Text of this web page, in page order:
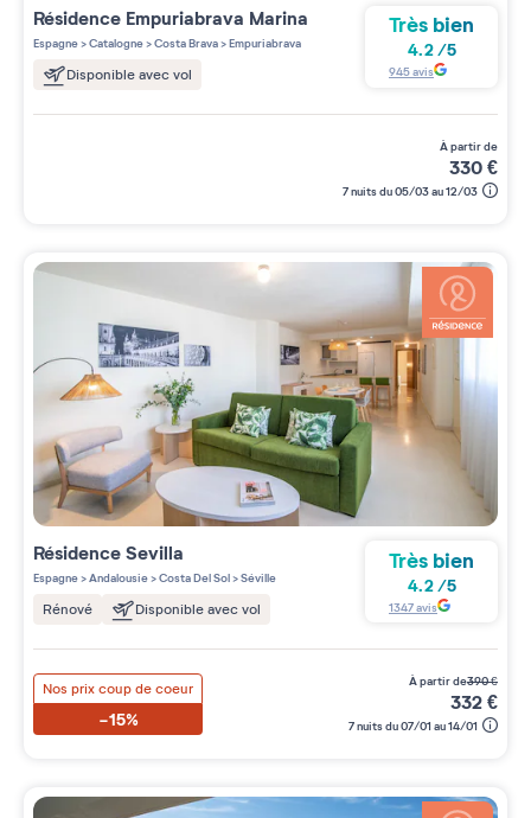
Résidence Empuriabrava Marina
Espagne>Catalogne>Costa Brava>Empuriabrava
Disponible avec vol
Très bien
4.2/5
945avis
à partir de
330€
7 nuits du 05/03 au 12/03
RésidenceSevilla
Espagne>Andalousie>Costa Del Sol>Séville
Rénové Disponible avec vol
Très bien
4.2/5
1347avis
Nos prix coup de coeur
-15%
à partir de390€
332€
7 nuits du 07/01 au 14/01